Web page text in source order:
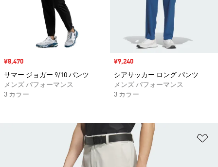
セール価格
¥8,470
サマー ジョガー 9/10 パンツ
メンズ パフォーマンス
3 カラー
セール価格
¥9,240
シアサッカー ロング パンツ
メンズ パフォーマンス
3 カラー